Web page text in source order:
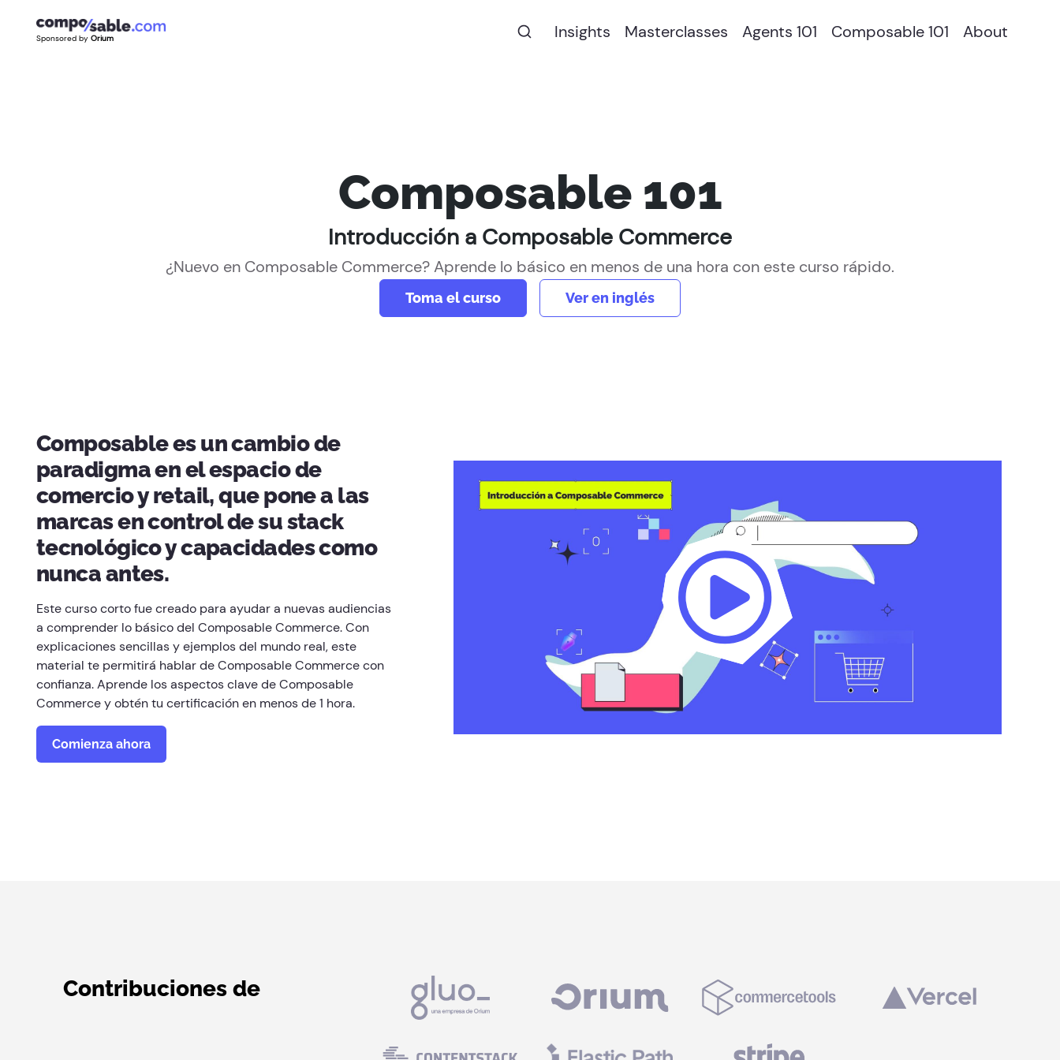
Sponsored by Orium Insights Masterclasses Agents 101 Composable 101 About
Composable 101
Introducción a Composable Commerce
¿Nuevo en Composable Commerce? Aprende lo básico en menos de una hora con este curso rápido.
Toma el curso Ver en inglés
Composable es un cambio de
paradigma en el espacio de
comercio y retail, que pone a las
marcas en control de su stack
tecnológico y capacidades como
nunca antes.
Este curso corto fue creado para ayudar a nuevas audiencias
a comprender lo básico del Composable Commerce. Con
explicaciones sencillas y ejemplos del mundo real, este
material te permitirá hablar de Composable Commerce con
confianza. Aprende los aspectos clave de Composable
Commerce y obtén tu certificación en menos de 1 hora.
Comienza ahora
Contribuciones de